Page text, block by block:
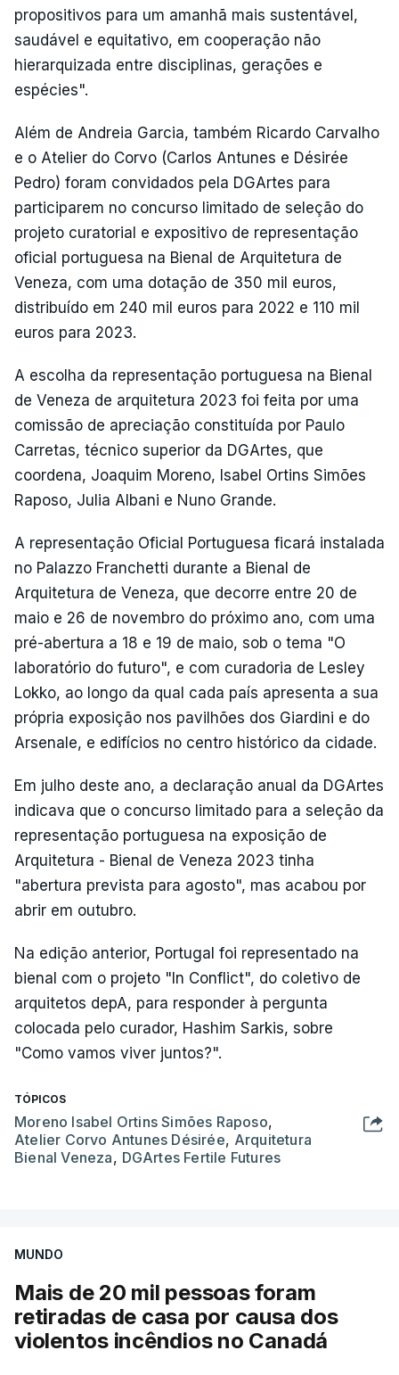
propositivos para um amanhã mais sustentável,
saudável e equitativo, em cooperação não
hierarquizada entre disciplinas, gerações e
espécies".
Além de Andreia Garcia, também Ricardo Carvalho
e o Atelier do Corvo (Carlos Antunes e Désirée
Pedro) foram convidados pela DGArtes para
participarem no concurso limitado de seleção do
projeto curatorial e expositivo de representação
oficial portuguesa na Bienal de Arquitetura de
Veneza, com uma dotação de 350 mil euros,
distribuído em 240 mil euros para 2022 e 110 mil
euros para 2023.
A escolha da representação portuguesa na Bienal
de Veneza de arquitetura 2023 foi feita por uma
comissão de apreciação constituída por Paulo
Carretas, técnico superior da DGArtes, que
coordena, Joaquim Moreno, Isabel Ortins Simões
Raposo, Julia Albani e Nuno Grande.
A representação Oficial Portuguesa ficará instalada
no Palazzo Franchetti durante a Bienal de
Arquitetura de Veneza, que decorre entre 20 de
maio e 26 de novembro do próximo ano, com uma
pré-abertura a 18 e 19 de maio, sob o tema "O
laboratório do futuro", e com curadoria de Lesley
Lokko, ao longo da qual cada país apresenta a sua
própria exposição nos pavilhões dos Giardini e do
Arsenale, e edifícios no centro histórico da cidade.
Em julho deste ano, a declaração anual da DGArtes
indicava que o concurso limitado para a seleção da
representação portuguesa na exposição de
Arquitetura - Bienal de Veneza 2023 tinha
"abertura prevista para agosto", mas acabou por
abrir em outubro.
Na edição anterior, Portugal foi representado na
bienal com o projeto "In Conflict", do coletivo de
arquitetos depA, para responder à pergunta
colocada pelo curador, Hashim Sarkis, sobre
"Como vamos viver juntos?".
TÓPICOS
Moreno Isabel Ortins Simões Raposo,
Atelier Corvo Antunes Désirée, Arquitetura
Bienal Veneza, DGArtes Fertile Futures
MUNDO
Mais de 20 mil pessoas foram
retiradas de casa por causa dos
violentos incêndios no Canadá